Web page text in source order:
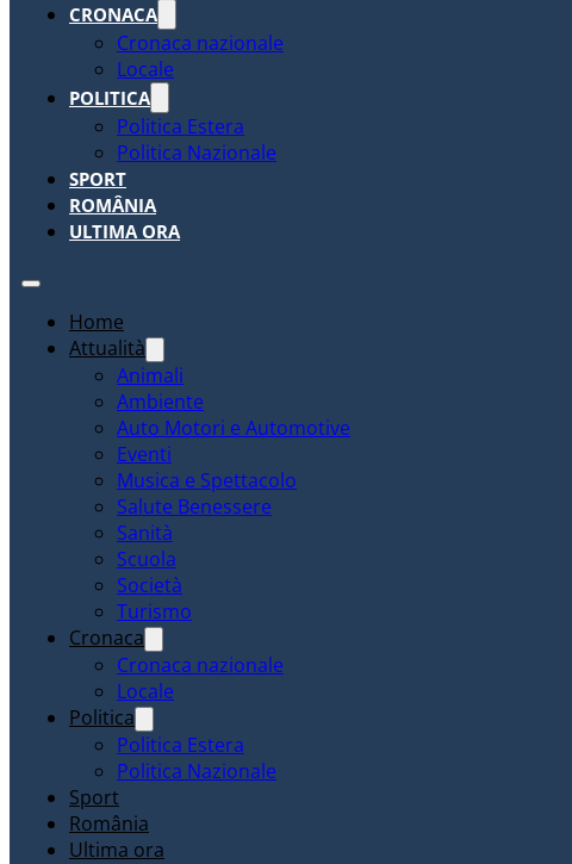
CRONACA
Cronaca nazionale
Locale
POLITICA
Politica Estera
Politica Nazionale
SPORT
ROMÂNIA
ULTIMA ORA
Home
Attualità
Animali
Ambiente
Auto Motori e Automotive
Eventi
Musica e Spettacolo
Salute Benessere
Sanità
Scuola
Società
Turismo
Cronaca
Cronaca nazionale
Locale
Politica
Politica Estera
Politica Nazionale
Sport
România
Ultima ora